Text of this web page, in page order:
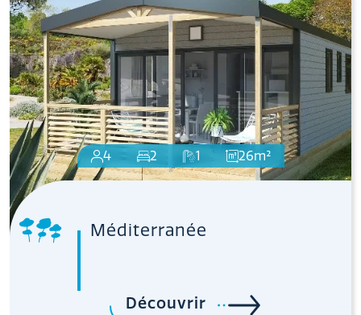
4 2 1 26m²
Méditerranée
Découvrir